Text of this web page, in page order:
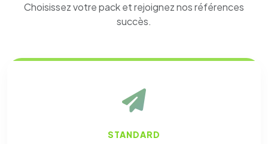
Choisissez votre pack et rejoignez nos références
succès.
STANDARD